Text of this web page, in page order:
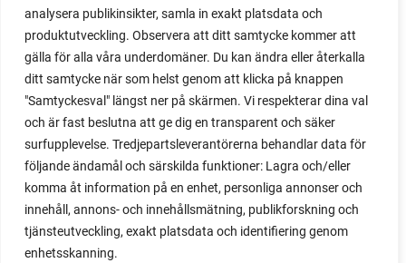
analysera publikinsikter, samla in exakt platsdata och
produktutveckling. Observera att ditt samtycke kommer att
gälla för alla våra underdomäner. Du kan ändra eller återkalla
ditt samtycke när som helst genom att klicka på knappen
"Samtyckesval" längst ner på skärmen. Vi respekterar dina val
och är fast beslutna att ge dig en transparent och säker
surfupplevelse. Tredjepartsleverantörerna behandlar data för
följande ändamål och särskilda funktioner: Lagra och/eller
komma åt information på en enhet, personliga annonser och
innehåll, annons- och innehållsmätning, publikforskning och
tjänsteutveckling, exakt platsdata och identifiering genom
enhetsskanning.